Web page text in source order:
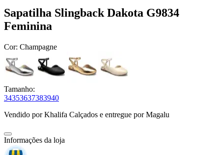
Sapatilha Slingback Dakota G9834
Feminina
Cor: Champagne
Tamanho:
34353637383940
Vendido porKhalifa Calçados e entregue por Magalu
Informações da loja